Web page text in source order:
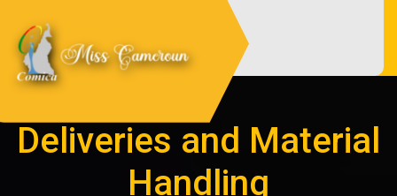
content
Miss Cameroun
Site officiel du comité d'organisation
Miss Cameroun
Deliveries and Material
Handling